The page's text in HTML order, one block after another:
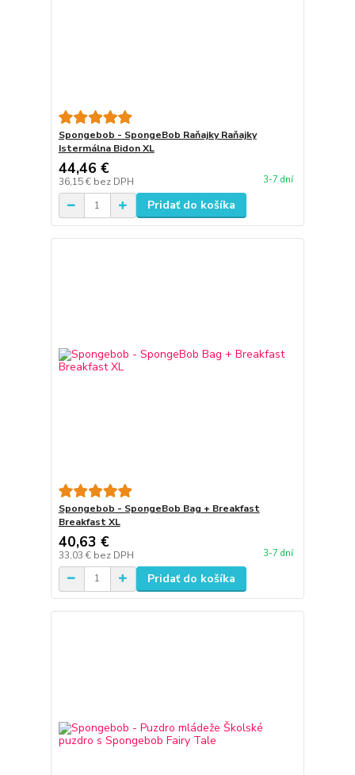
Spongebob - SpongeBob Raňajky Raňajky
Istermálna Bidon XL
44,46 €
36,15 € bez DPH 3-7 dní
Pridať do košíka
Spongebob - SpongeBob Bag + Breakfast
Breakfast XL
40,63 €
33,03 € bez DPH 3-7 dní
Pridať do košíka